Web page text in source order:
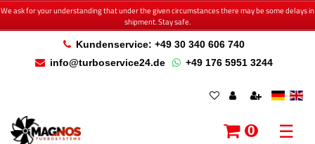
We ask for your understanding that under the given circumstances there may be some delays in
shipment. Stay safe.
Kundenservice: +49 30 340 606 740
info@turboservice24.de
+49 176 5951 3244
0 ☰